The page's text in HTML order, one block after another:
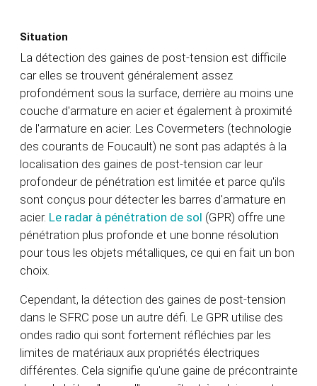
Situation
La détection des gaines de post-tension est difficile
car elles se trouvent généralement assez
profondément sous la surface, derrière au moins une
couche d'armature en acier et également à proximité
de l'armature en acier. Les Covermeters (technologie
des courants de Foucault) ne sont pas adaptés à la
localisation des gaines de post-tension car leur
profondeur de pénétration est limitée et parce qu'ils
sont conçus pour détecter les barres d'armature en
acier. Le radar à pénétration de sol (GPR) offre une
pénétration plus profonde et une bonne résolution
pour tous les objets métalliques, ce qui en fait un bon
choix.
Cependant, la détection des gaines de post-tension
dans le SFRC pose un autre défi. Le GPR utilise des
ondes radio qui sont fortement réfléchies par les
limites de matériaux aux propriétés électriques
différentes. Cela signifie qu'une gaine de précontrainte